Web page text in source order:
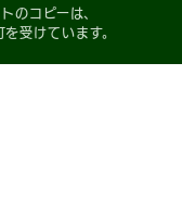
のコピーは、
を受けています。